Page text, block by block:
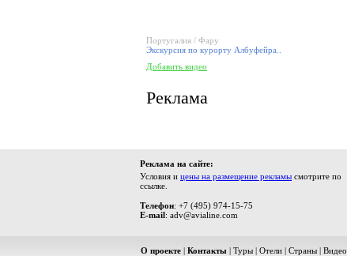
Португалия / Фару
Экскурсия по курорту Албуфейра..
Добавить видео
Реклама
Реклама на сайте:
Условия и цены на размещение рекламы смотрите по
ссылке.
Телефон: +7 (495) 974-15-75
E-mail: adv@avialine.com
О проекте | Контакты | Туры | Отели | Страны | Видео